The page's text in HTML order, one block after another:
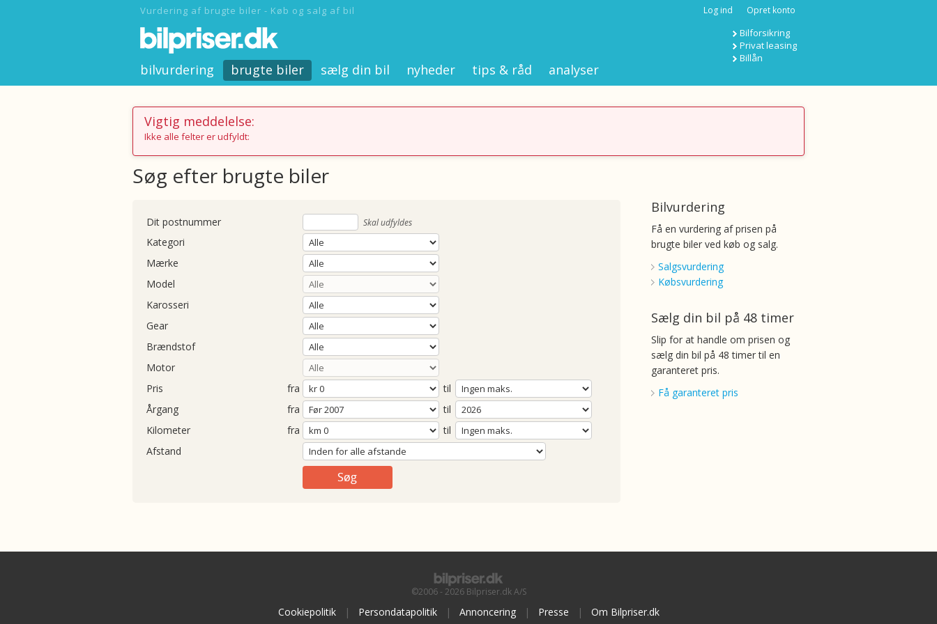
Vurdering af brugte biler - Køb og salg af bil Log ind Opret konto
Bilforsikring
Privat leasing
Billån
bilvurdering brugte biler sælg din bil nyheder tips & råd analyser
Vigtig meddelelse:
Ikke alle felter er udfyldt:
Søg efter brugte biler
Dit postnummer Skal udfyldes
Kategori
Mærke
Model
Karosseri
Gear
Brændstof
Motor
Pris
fra
til
Årgang
fra
til
Kilometer
fra
til
Afstand
Bilvurdering
Få en vurdering af prisen på
brugte biler ved køb og salg.
Salgsvurdering
Købsvurdering
Sælg din bil på 48 timer
Slip for at handle om prisen og
sælg din bil på 48 timer til en
garanteret pris.
Få garanteret pris
©2006 - 2026 Bilpriser.dk A/S
Cookiepolitik | Persondatapolitik | Annoncering | Presse | Om Bilpriser.dk